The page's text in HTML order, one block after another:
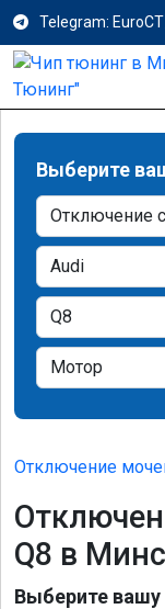
Telegram:
Выберите
Отключение
Q8 в
Выберите